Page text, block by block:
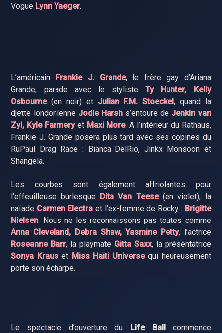
Vogue Lynn Yaeger.
L’américain Frankie J. Grande, le frère gay d’Ariana
Grande, parade avec le styliste Ty Hunter, Kelly
Osbourne(en noir) et Julian F.M. Stoeckel, quand la
djette londonienne Jodie Harshs’entoure de Jenkin van
Zyl, Kyle Farmeryet Maxi More. A l’intérieur du Rathaus,
Frankie J. Grande posera plus tard avec ses copines du
RuPaul Drag Race : Bianca DelRio, Jinkx Monsoon et
Shangela.
Les courbes sont également affriolantes pour
l’effeuilleuse burlesque
Dita Van Teese(en violet), la
naïade Carmen Electra et l’ex-femme de Rocky : Brigitte
Nielsen. Nous ne les reconnaissons pas toutes comme
Anna Cleveland, Debra Shaw, Yasmine Petty, l’actrice
Roseanne Barr, la playmate Gitta Saxx, la présentatrice
Sonya Krauset Miss Haiti Universequi heureusement
porte son écharpe.
Le spectacle d’ouverture du Life Ball
commence